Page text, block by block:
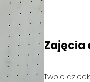
Zajęcia
Twoje